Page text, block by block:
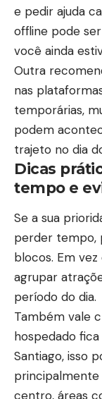
e pedir ajuda
offline pode
você ainda
Outra
nas
temporárias,
podem
trajeto no dia
Dicas
tempo e
Se a sua
perder tempo,
blocos. Em
agrupar
período do dia.
Também vale
hospedado
Santiago, isso
centro, áreas